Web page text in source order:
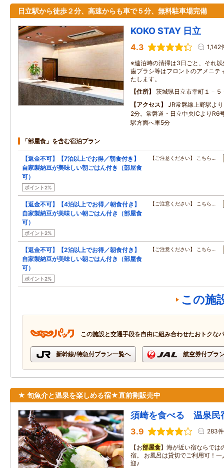
日立駅から徒歩２分、高速からも車で５分、無料駐車場完備
KOKO STAY 日立
4.3 1,142
※連泊時の清掃は3日ごと、それ
歯ブラシ等はフロントのアメニテ
たします。
住所
茨城県日立市幸町１－５
アクセス
JR常磐線上野駅よ
2分。常磐道・日立中央ICよりR6
駅方面へ車5分
「部屋食」を含む宿泊プラン
【返金不可】【7泊以上でお得／朝食付き】
自家製納豆が美味しい朝ごはん付き（部屋食
可）
ポイント2%
【ご注意ください】 こちら…
【返金不可】【4泊以上でお得／朝食付き】
自家製納豆が美味しい朝ごはん付き（部屋食
可）
ポイント2%
【ご注意ください】 こちら…
【返金不可】【2泊以上でお得／朝食付き】
自家製納豆が美味しい朝ごはん付き（部屋食
可）
ポイント2%
【ご注意ください】 こちら…
この施
この施設と交通手段を自由に組み合わせたおトクな
新幹線/特急付プラン一覧へ 航空券付プラ
★ 旬魚介と温泉を楽しめる宿★直前割販売中
須崎を食べる 温泉
3.9 283件
【お部屋食】海が近い宿ならでは
宿。 お風呂は貸切でご利用可！
迎♪